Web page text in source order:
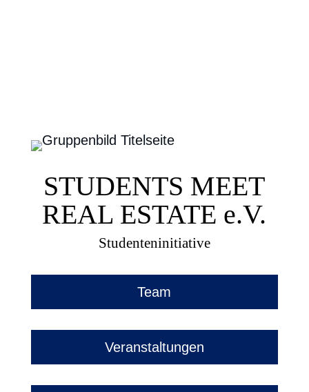
STUDENTS MEET
REAL ESTATE e.V.
Studenteninitiative
Team
Veranstaltungen